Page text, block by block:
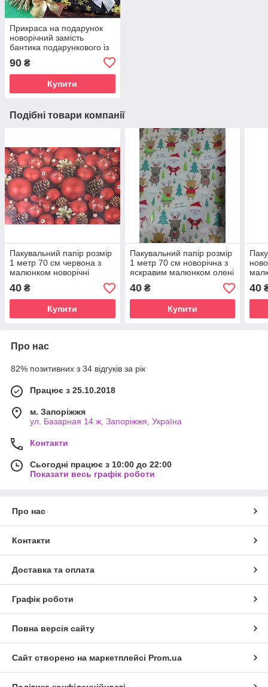
Прикраса на подарунок
новорічний замість
бантика подарункового із
новорічних іграшок ручна
робота 1 шт
90 ₴
Купити
Подібні товари компанії
Пакувальний папір розмір
1 метр 70 см червона з
малюнком новорічні
іграшки шишки 1 шт
40 ₴
Купити
Пакувальний папір розмір
1 метр 70 см новорічна з
яскравим малюнком олені
1 шт
40₴
Купити
70
40
Про нас
82% позитивних з 34 відгуків за рік
Працює з 25.10.2018
м. Запоріжжя
ул. Базарная 14 ж, Запоріжжя, Україна
Контакти
Сьогодні працює з 10:00 до 22:00
Показати весь графік роботи
Про нас
Контакти
Доставка та оплата
Графік роботи
Повна версія сайту
Сайт створено на маркетплейсі Prom.ua